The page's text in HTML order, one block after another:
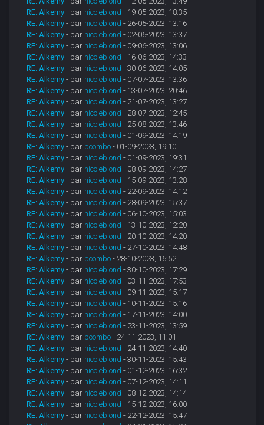
RE: Alkemy - par nicoleblond - 19-05-2023, 18:35
RE: Alkemy - par nicoleblond - 26-05-2023, 13:16
RE: Alkemy - par nicoleblond - 02-06-2023, 13:37
RE: Alkemy - par nicoleblond - 09-06-2023, 13:06
RE: Alkemy - par nicoleblond - 16-06-2023, 14:33
RE: Alkemy - par nicoleblond - 30-06-2023, 14:05
RE: Alkemy - par nicoleblond - 07-07-2023, 13:36
RE: Alkemy - par nicoleblond - 13-07-2023, 20:46
RE: Alkemy - par nicoleblond - 21-07-2023, 13:27
RE: Alkemy - par nicoleblond - 28-07-2023, 12:45
RE: Alkemy - par nicoleblond - 25-08-2023, 13:46
RE: Alkemy - par nicoleblond - 01-09-2023, 14:19
RE: Alkemy - par boombo - 01-09-2023, 19:10
RE: Alkemy - par nicoleblond - 01-09-2023, 19:31
RE: Alkemy - par nicoleblond - 08-09-2023, 14:27
RE: Alkemy - par nicoleblond - 15-09-2023, 13:28
RE: Alkemy - par nicoleblond - 22-09-2023, 14:12
RE: Alkemy - par nicoleblond - 28-09-2023, 15:37
RE: Alkemy - par nicoleblond - 06-10-2023, 15:03
RE: Alkemy - par nicoleblond - 13-10-2023, 12:20
RE: Alkemy - par nicoleblond - 20-10-2023, 14:20
RE: Alkemy - par nicoleblond - 27-10-2023, 14:48
RE: Alkemy - par boombo - 28-10-2023, 16:52
RE: Alkemy - par nicoleblond - 30-10-2023, 17:29
RE: Alkemy - par nicoleblond - 03-11-2023, 17:53
RE: Alkemy - par nicoleblond - 09-11-2023, 15:17
RE: Alkemy - par nicoleblond - 10-11-2023, 15:16
RE: Alkemy - par nicoleblond - 17-11-2023, 14:00
RE: Alkemy - par nicoleblond - 23-11-2023, 13:59
RE: Alkemy - par boombo - 24-11-2023, 11:01
RE: Alkemy - par nicoleblond - 24-11-2023, 14:40
RE: Alkemy - par nicoleblond - 30-11-2023, 15:43
RE: Alkemy - par nicoleblond - 01-12-2023, 16:32
RE: Alkemy - par nicoleblond - 07-12-2023, 14:11
RE: Alkemy - par nicoleblond - 08-12-2023, 14:14
RE: Alkemy - par nicoleblond - 15-12-2023, 16:00
RE: Alkemy - par nicoleblond - 22-12-2023, 15:47